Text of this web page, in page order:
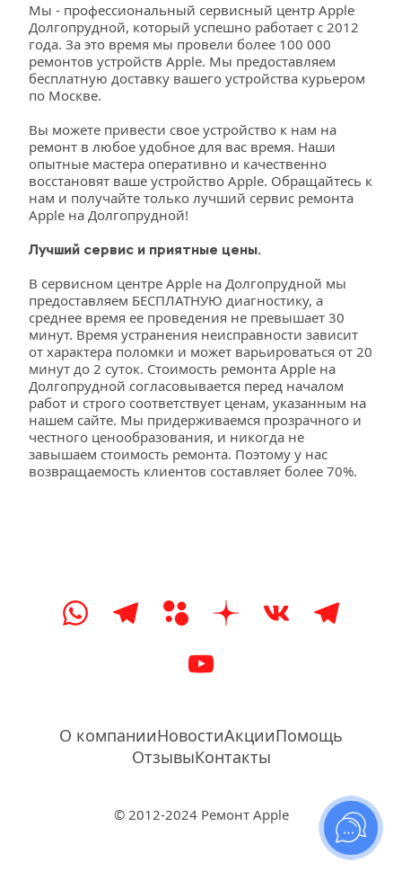
Мы - профессиональный сервисный центр Apple
Долгопрудной, который успешно работает с 2012
года. За это время мы провели более 100 000
ремонтов устройств Apple. Мы предоставляем
бесплатную доставку вашего устройства курьером
по Москве.
Вы можете привести свое устройство к нам на
ремонт в любое удобное для вас время. Наши
опытные мастера оперативно и качественно
восстановят ваше устройство Apple. Обращайтесь к
нам и получайте только лучший сервис ремонта
Apple на Долгопрудной!
Лучший сервис и приятные цены.
В сервисном центре Apple на Долгопрудной мы
предоставляем БЕСПЛАТНУЮ диагностику, а
среднее время ее проведения не превышает 30
минут. Время устранения неисправности зависит
от характера поломки и может варьироваться от 20
минут до 2 суток. Стоимость ремонта Apple на
Долгопрудной согласовывается перед началом
работ и строго соответствует ценам, указанным на
нашем сайте. Мы придерживаемся прозрачного и
честного ценообразования, и никогда не
завышаем стоимость ремонта. Поэтому у нас
возвращаемость клиентов составляет более 70%.
О компанииНовостиАкцииПомощь
ОтзывыКонтакты
© 2012-2024 Ремонт Apple